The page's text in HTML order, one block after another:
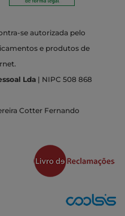
se autorizada pelo
e produtos de
Lda | NIPC 508 868
Cotter Fernando